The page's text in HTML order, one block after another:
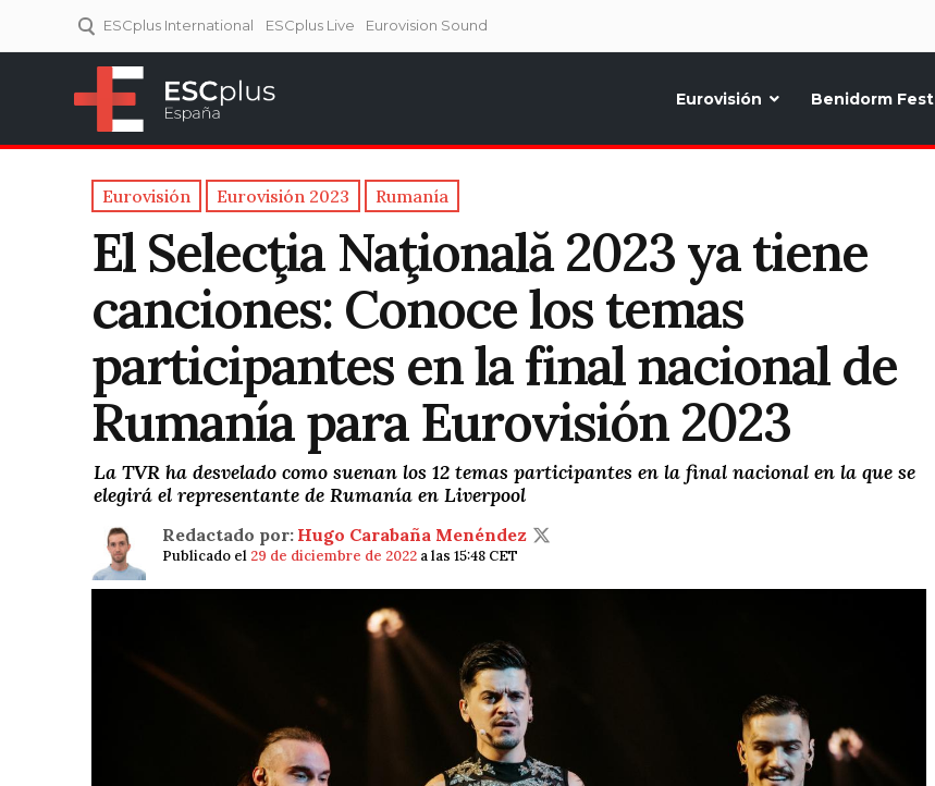
ESCplus International ESCplus Live Eurovision Sound
Eurovisión Benidorm Fest
Eurovisión Eurovisión 2023 Rumanía
El Selecţia Naţională 2023 ya tiene
canciones: Conoce los temas
participantes en la final nacional de
Rumanía para Eurovisión 2023
La TVR ha desvelado como suenan los 12 temas participantes en la final nacional en la que se
elegirá el representante de Rumanía en Liverpool
Redactado por: Hugo Carabaña Menéndez
Publicado el 29 de diciembre de 2022 a las 15:48 CET